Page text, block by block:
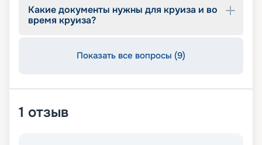
Какие документы нужны для круиза и во
время круиза?
Показать все вопросы (9)
1 отзыв